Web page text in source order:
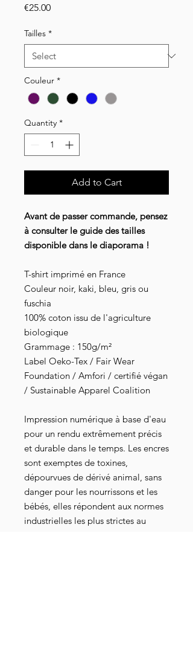
€25.00Price
Tailles *
Couleur *
Quantity *
Add to Cart
Avant de passer commande, pensez
à consulter le guide des tailles
disponible dans le diaporama !
T-shirt imprimé en France
Couleur noir, kaki, bleu, gris ou
fuschia
100% coton issu de l'agriculture
biologique
Grammage : 150g/m²
Label Oeko-Tex / Fair Wear
Foundation / Amfori / certifié végan
/ Sustainable Apparel Coalition
Impression numérique à base d'eau
pour un rendu extrêmement précis
et durable dans le temps. Les encres
sont exemptes de toxines,
dépourvues de dérivé animal, sans
danger pour les nourrissons et les
bébés, elles répondent aux normes
industrielles les plus strictes au